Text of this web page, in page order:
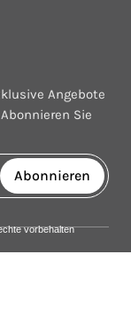
Angebote
Sie
Abonnieren
vorbehalten